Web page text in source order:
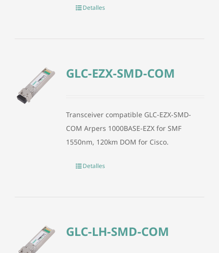
Detalles
GLC-EZX-SMD-COM
Transceiver compatible GLC-EZX-SMD-
COM Arpers 1000BASE-EZX for SMF
1550nm, 120km DOM for Cisco.
Detalles
GLC-LH-SMD-COM